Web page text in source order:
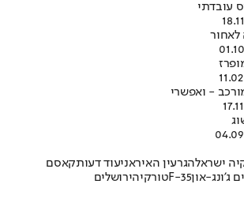
עובדתי
לאחור
- ואפשרי
ישראלהגרעין האיראניעוד דעותקאסם
ג'ונג-אוןF-35טורקיהירושלים